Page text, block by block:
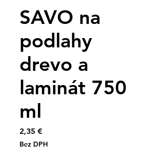
SAVO na
podlahy
drevo a
laminát 750
ml
2,35 €Price
Bez DPH